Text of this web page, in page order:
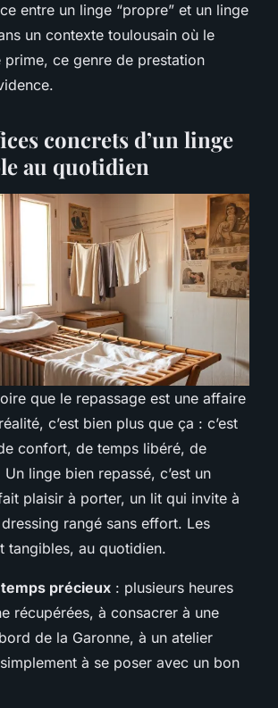
entre un linge “propre” et un linge
un contexte toulousain où le
ce genre de prestation
concrets d’un linge
au quotidien
que le repassage est une affaire
c’est bien plus que ça : c’est
confort, de temps libéré, de
linge bien repassé, c’est un
plaisir à porter, un lit qui invite à
rangé sans effort. Les
tangibles, au quotidien.
précieux : plusieurs heures
récupérées, à consacrer à une
de la Garonne, à un atelier
à se poser avec un bon